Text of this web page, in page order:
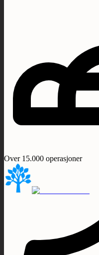
Over 15.000 operasjoner